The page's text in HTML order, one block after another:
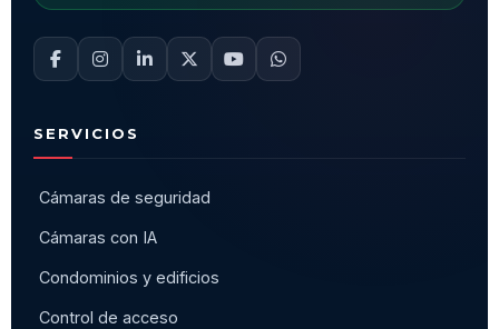
SERVICIOS
Cámaras de seguridad
Cámaras con IA
Condominios y edificios
Control de acceso